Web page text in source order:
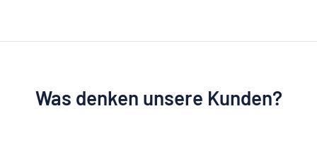
Was denken unsere Kunden?